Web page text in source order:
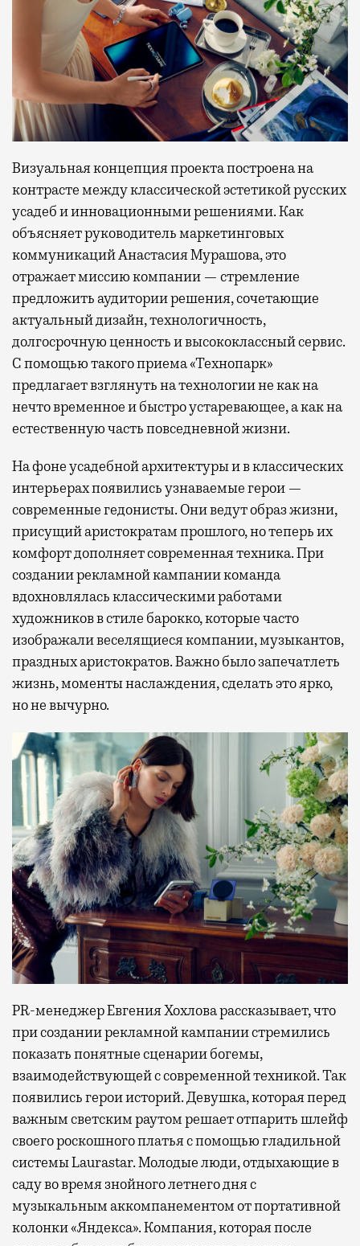
Визуальная концепция проекта построена на
контрасте между классической эстетикой русских
усадеб и инновационными решениями. Как
объясняет руководитель маркетинговых
коммуникаций Анастасия Мурашова, это
отражает миссию компании — стремление
предложить аудитории решения, сочетающие
актуальный дизайн, технологичность,
долгосрочную ценность и высококлассный сервис.
С помощью такого приема «Технопарк»
предлагает взглянуть на технологии не как на
нечто временное и быстро устаревающее, а как на
естественную часть повседневной жизни.
На фоне усадебной архитектуры и в классических
интерьерах появились узнаваемые герои —
современные гедонисты. Они ведут образ жизни,
присущий аристократам прошлого, но теперь их
комфорт дополняет современная техника. При
создании рекламной кампании команда
вдохновлялась классическими работами
художников в стиле барокко, которые часто
изображали веселящиеся компании, музыкантов,
праздных аристократов. Важно было запечатлеть
жизнь, моменты наслаждения, сделать это ярко,
но не вычурно.
PR-менеджер Евгения Хохлова рассказывает, что
при создании рекламной кампании стремились
показать понятные сценарии богемы,
взаимодействующей с современной техникой. Так
появились герои историй. Девушка, которая перед
важным светским раутом решает отпарить шлейф
своего роскошного платья с помощью гладильной
системы Laurastar. Молодые люди, отдыхающие в
саду во время знойного летнего дня с
музыкальным аккомпанементом от портативной
колонки «Яндекса». Компания, которая после